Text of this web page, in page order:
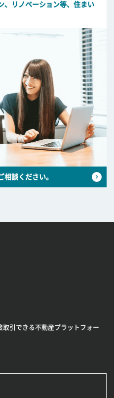
、リノベーション等、住まい
相談ください。
取引できる不動産プラットフォー